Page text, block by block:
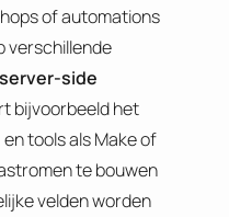
of automations
verschillende
server-side
bijvoorbeeld het
tools als Make of
te bouwen
velden worden